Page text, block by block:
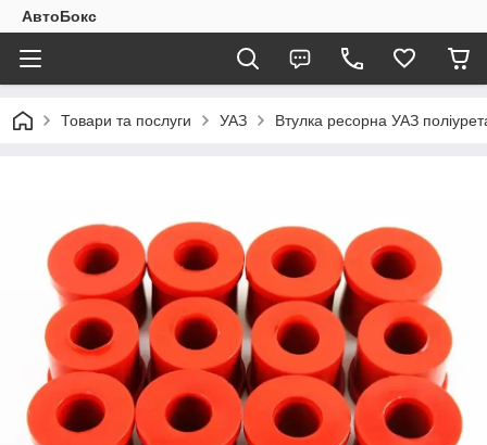
АвтоБокс
Товари та послуги УАЗ Втулка ресорна УАЗ